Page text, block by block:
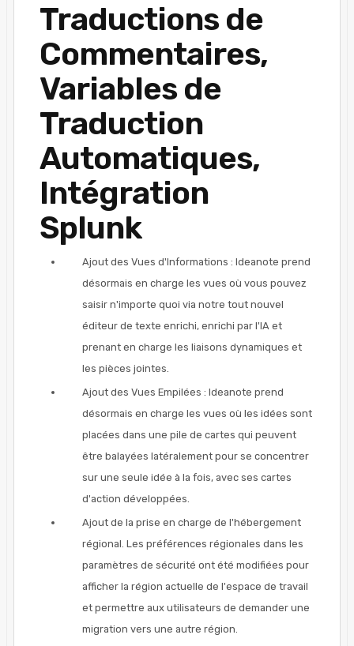
Traductions de
Commentaires,
Variables de
Traduction
Automatiques,
Intégration
Splunk
Ajout des Vues d'Informations : Ideanote prend
désormais en charge les vues où vous pouvez
saisir n'importe quoi via notre tout nouvel
éditeur de texte enrichi, enrichi par l'IA et
prenant en charge les liaisons dynamiques et
les pièces jointes.
Ajout des Vues Empilées : Ideanote prend
désormais en charge les vues où les idées sont
placées dans une pile de cartes qui peuvent
être balayées latéralement pour se concentrer
sur une seule idée à la fois, avec ses cartes
d'action développées.
Ajout de la prise en charge de l'hébergement
régional. Les préférences régionales dans les
paramètres de sécurité ont été modifiées pour
afficher la région actuelle de l'espace de travail
et permettre aux utilisateurs de demander une
migration vers une autre région.